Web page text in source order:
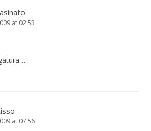
at 02:53
at 07:56